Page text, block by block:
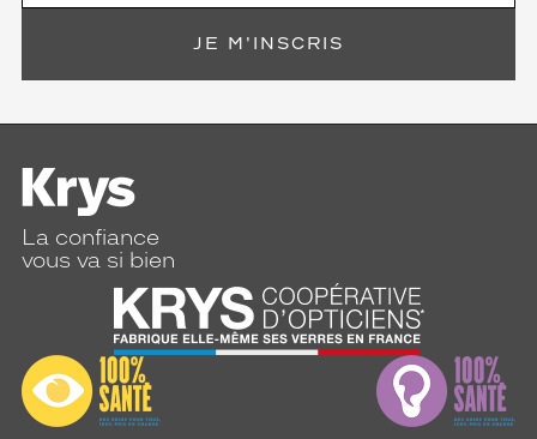
JE M'INSCRIS
La confiance
vous va si bien